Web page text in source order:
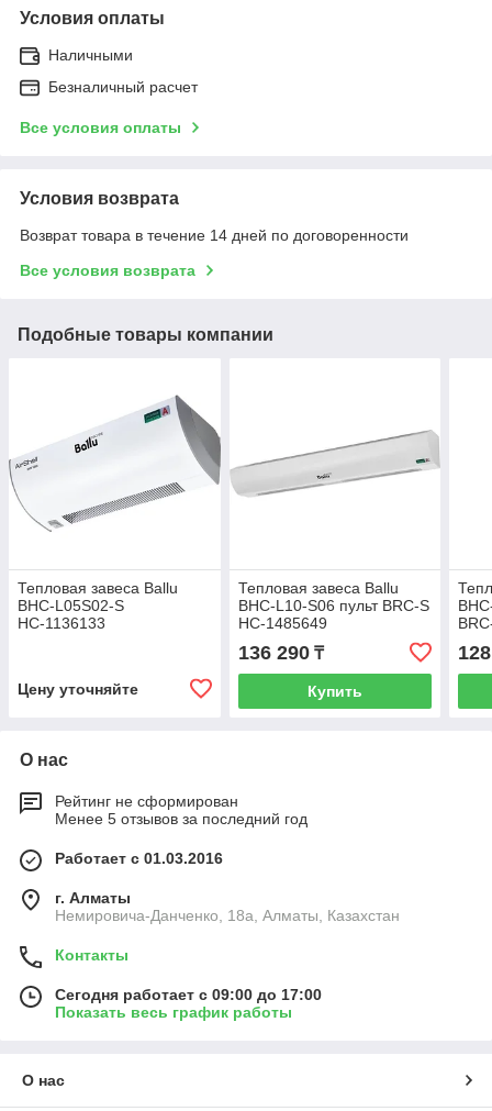
Условия оплаты
Наличными
Безналичный расчет
Все условия оплаты
Условия возврата
Возврат товара в течение 14 дней по договоренности
Все условия возврата
Подобные товары компании
Тепловая завеса Ballu
BHC-L05S02-S
НС-1136133
Цену уточняйте
Тепловая завеса Ballu
BHC-L10-S06 пульт BRC-S
НС-1485649
136 290₸
Купить
О нас
Рейтинг не сформирован
Менее 5 отзывов за последний год
Работает с 01.03.2016
г. Алматы
Немировича-Данченко, 18а, Алматы, Казахстан
Контакты
Сегодня работает с 09:00 до 17:00
Показать весь график работы
О нас